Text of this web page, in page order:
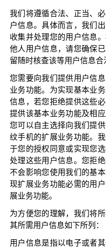
我们将遵循合法、正当、
户信息。具体而言，我们
收集并处理您的用户信息
他人用户信息，请您确保
留随时核查该等用户信息合
您需要向我们提供用户信
业务功能。为实现基本业
信息，若您拒绝提供这些
提供该基本业务功能及相
您可以自主选择向我们提
纹手机的扩展业务功能。
于您的授权同意或实现您
处理这些用户信息。您拒
不会影响您使用我们的基
现扩展业务功能必需的用
展业务功能。
为方便您的理解，我们将
其所需用户信息如下所列：
用户信息是指以电子或者